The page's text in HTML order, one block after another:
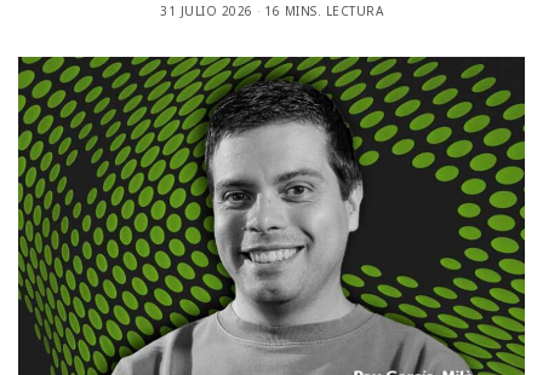
31 JULIO 2026
16 MINS. LECTURA